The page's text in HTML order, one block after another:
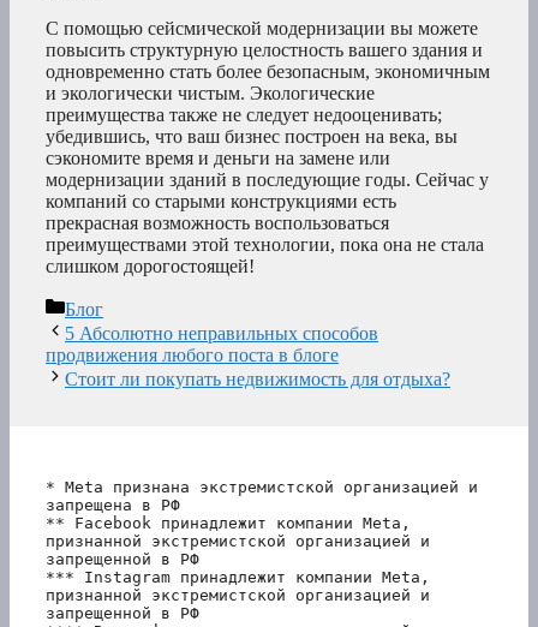
С помощью сейсмической модернизации вы можете
повысить структурную целостность вашего здания и
одновременно стать более безопасным, экономичным
и экологически чистым. Экологические
преимущества также не следует недооценивать;
убедившись, что ваш бизнес построен на века, вы
сэкономите время и деньги на замене или
модернизации зданий в последующие годы. Сейчас у
компаний со старыми конструкциями есть
прекрасная возможность воспользоваться
преимуществами этой технологии, пока она не стала
слишком дорогостоящей!
Рубрики
Блог
5 Абсолютно неправильных способов
продвижения любого поста в блоге
Стоит ли покупать недвижимость для отдыха?
* Meta признана экстремистской организацией и
запрещена в РФ
** Facebook принадлежит компании Meta,
признанной экстремистской организацией и
запрещенной в РФ
*** Instagram принадлежит компании Meta,
признанной экстремистской организацией и
запрещенной в РФ